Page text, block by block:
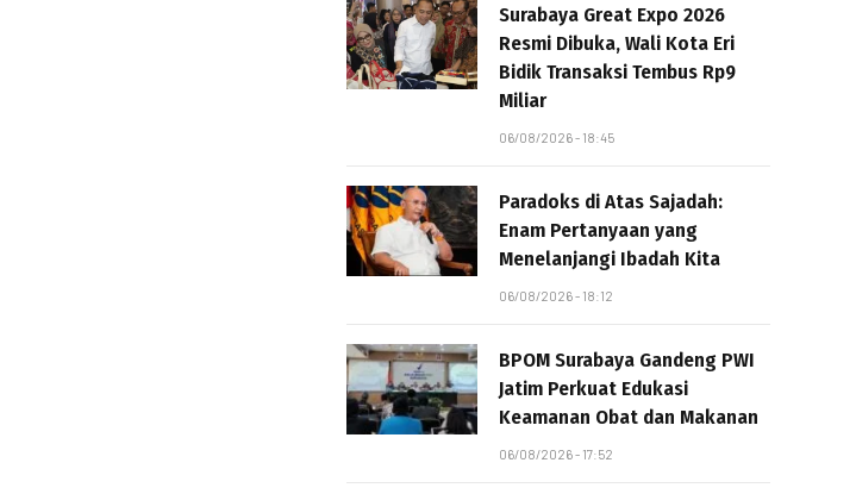
Surabaya Great Expo 2026
Resmi Dibuka, Wali Kota Eri
Bidik Transaksi Tembus Rp9
Miliar
06/08/2026 - 18:45
Paradoks di Atas Sajadah:
Enam Pertanyaan yang
Menelanjangi Ibadah Kita
06/08/2026 - 18:12
BPOM Surabaya Gandeng PWI
Jatim Perkuat Edukasi
Keamanan Obat dan Makanan
06/08/2026 - 17:52